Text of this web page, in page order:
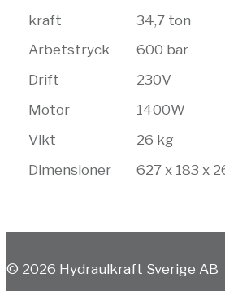
kraft
34,7 ton
Arbetstryck
600 bar
Drift
230V
Motor
1400W
Vikt
26 kg
Dimensioner
627 x 183 x
© 2026 Hydraulkraft Sverige AB